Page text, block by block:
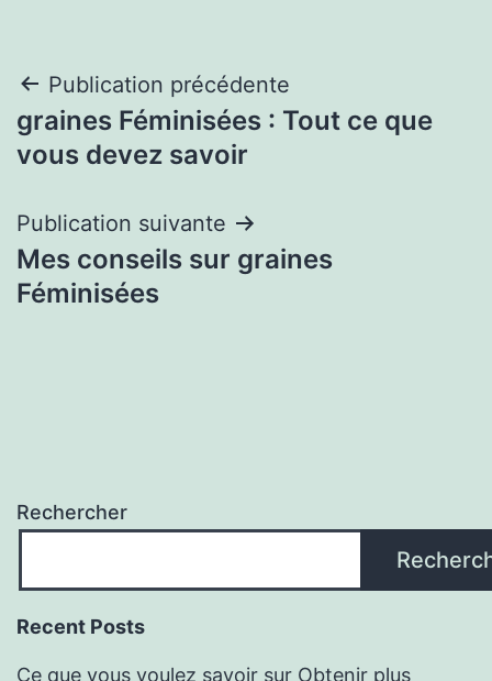
Navigation
de
Publication précédente
graines Féminisées : Tout ce que
vous devez savoir
Publication suivante
Mes conseils sur graines
Féminisées
Rechercher
Recent Posts
Ce que vous voulez savoir sur Obtenir plus